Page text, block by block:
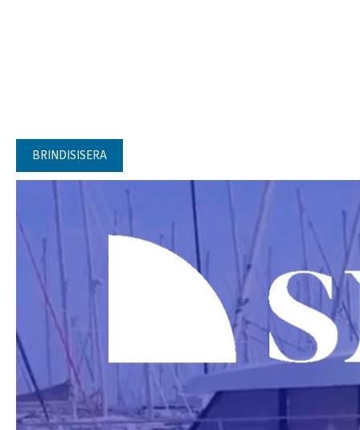
BRINDISISERA